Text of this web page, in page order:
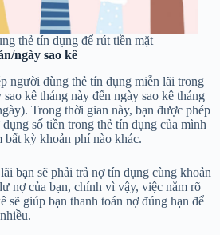
thẻ tín dụng để rút tiền mặt
ngày sao kê
người dùng thẻ tín dụng miễn lãi trong
kê tháng này đến ngày sao kê tháng
Trong thời gian này, bạn được phép
số tiền trong thẻ tín dụng của mình
bất kỳ khoản phí nào khác.
bạn sẽ phải trả nợ tín dụng cùng khoản
nợ của bạn, chính vì vậy, việc nắm rõ
sẽ giúp bạn thanh toán nợ đúng hạn để